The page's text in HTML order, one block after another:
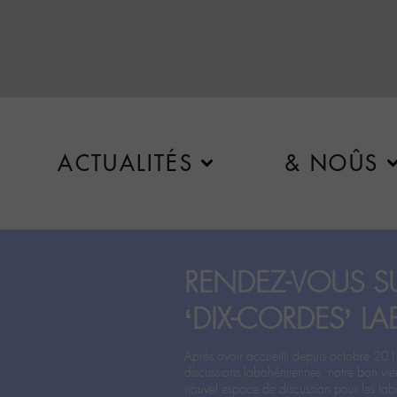
ACTUALITÉS & NOÛS
RENDEZ-VOUS
‘DIX-CORDES’
Après avoir accueilli depuis octobre
discussions labohémiennes, notre bon
nouvel espace de discussion pour les